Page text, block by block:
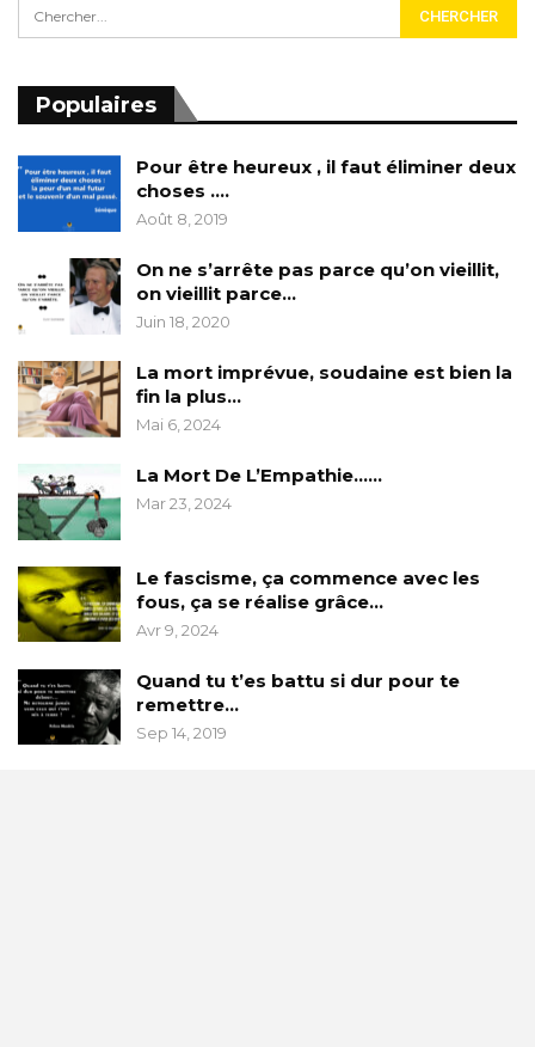
Populaires
Pour être heureux , il faut éliminer deux
choses ….
Août 8, 2019
On ne s’arrête pas parce qu’on vieillit,
on vieillit parce…
Juin 18, 2020
La mort imprévue, soudaine est bien la
fin la plus…
Mai 6, 2024
La Mort De L’Empathie……
Mar 23, 2024
Le fascisme, ça commence avec les
fous, ça se réalise grâce…
Avr 9, 2024
Quand tu t’es battu si dur pour te
remettre…
Sep 14, 2019